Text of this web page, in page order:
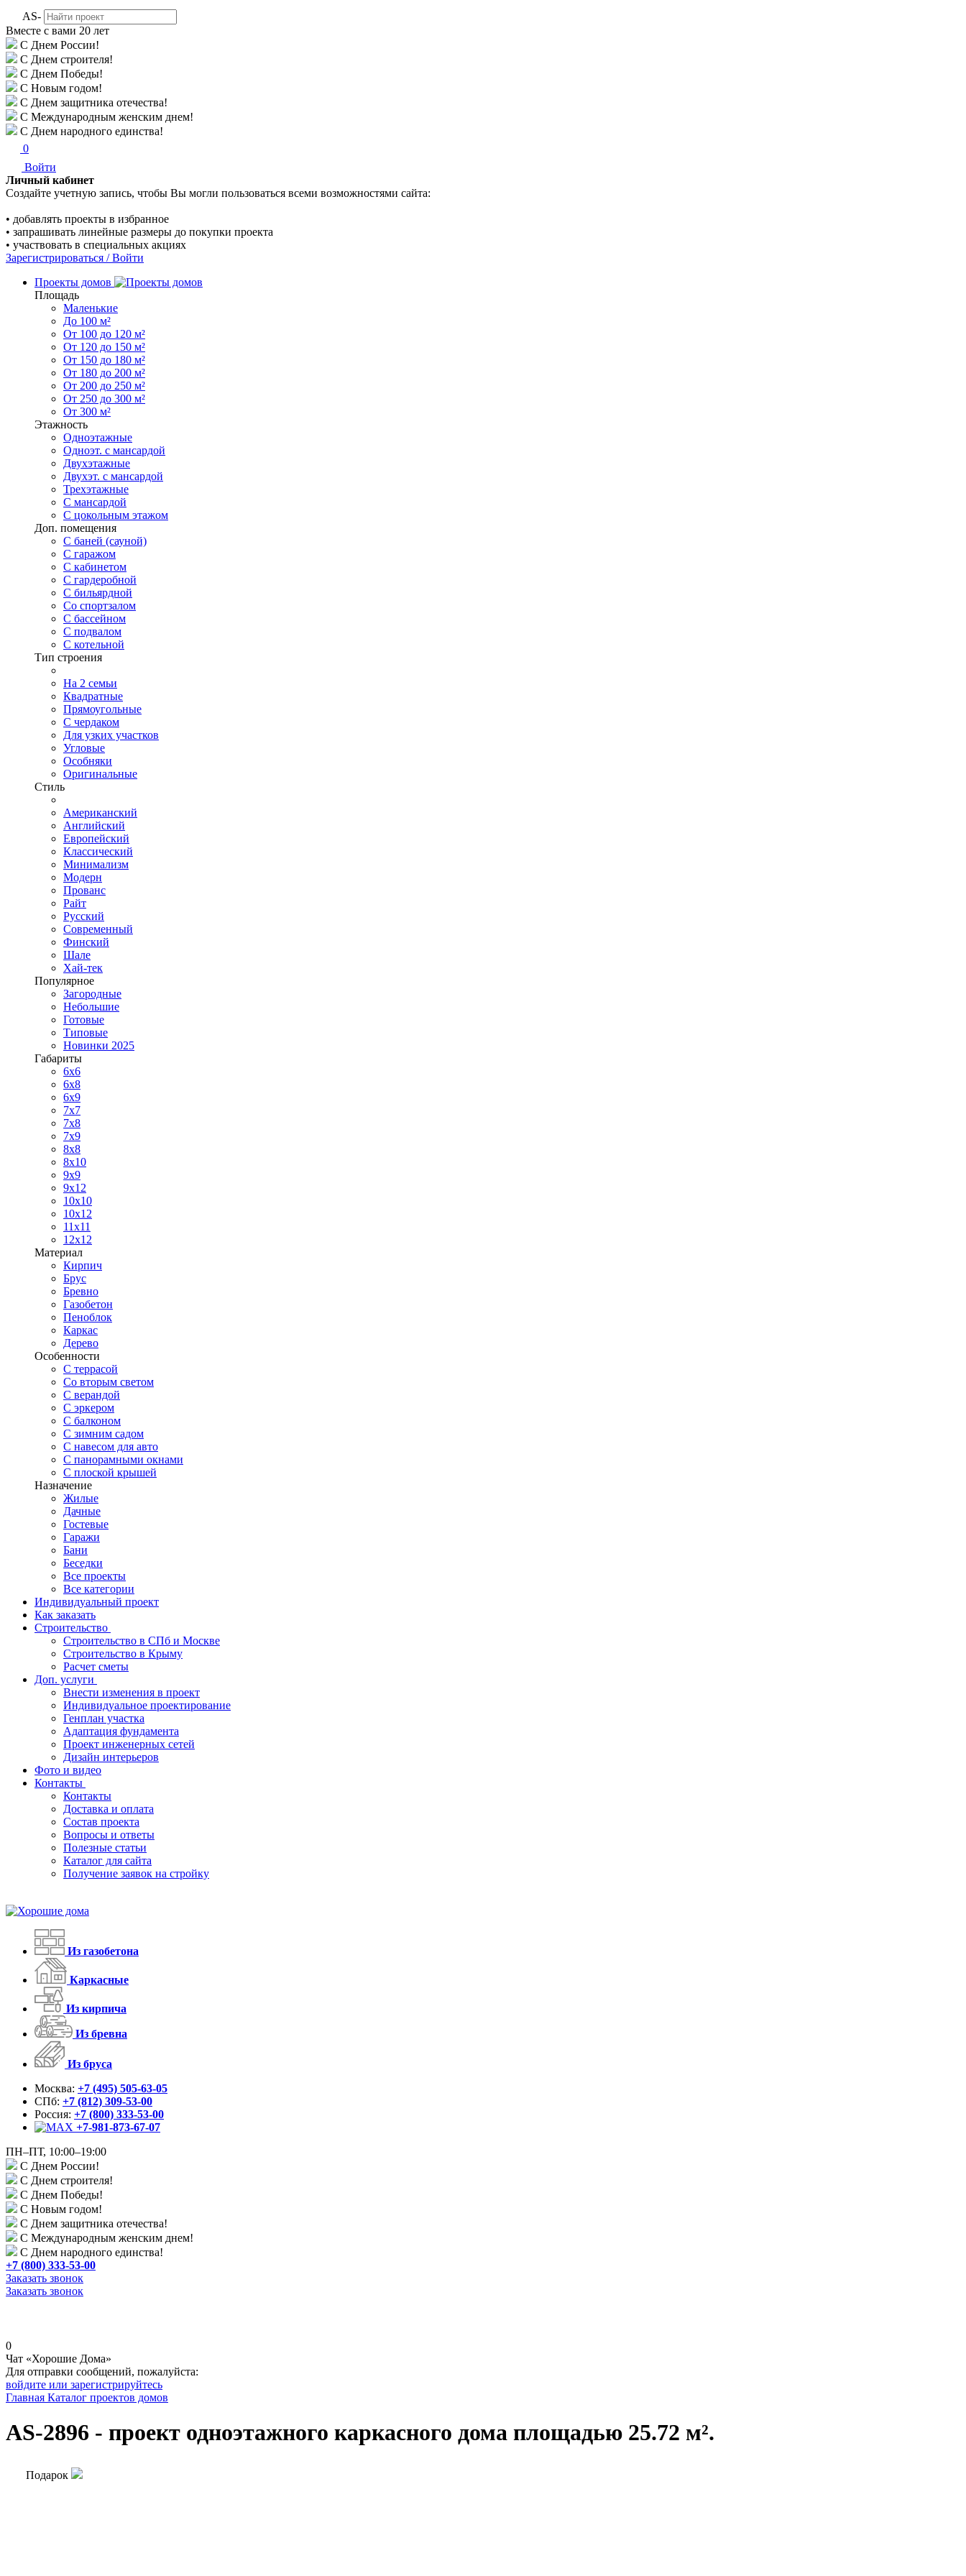
AS-
Вместе с вами 20 лет
С Днем России!
С Днем строителя!
С Днем Победы!
С Новым годом!
С Днем защитника отечества!
С Международным женским днем!
С Днем народного единства!
0
Войти
Личный кабинет
Создайте учетную запись, чтобы Вы могли пользоваться всеми возможностями сайта:
• добавлять проекты в избранное
• запрашивать линейные размеры до покупки проекта
• участвовать в специальных акциях
Зарегистрироваться / Войти
Проекты домов
Площадь
Маленькие
До 100 м²
От 100 до 120 м²
От 120 до 150 м²
От 150 до 180 м²
От 180 до 200 м²
От 200 до 250 м²
От 250 до 300 м²
От 300 м²
Этажность
Одноэтажные
Одноэт. с мансардой
Двухэтажные
Двухэт. с мансардой
Трехэтажные
С мансардой
С цокольным этажом
Доп. помещения
С баней (сауной)
С гаражом
С кабинетом
С гардеробной
С бильярдной
Со спортзалом
С бассейном
С подвалом
С котельной
Тип строения
На 2 семьи
Квадратные
Прямоугольные
С чердаком
Для узких участков
Угловые
Особняки
Оригинальные
Стиль
Американский
Английский
Европейский
Классический
Минимализм
Модерн
Прованс
Райт
Русский
Современный
Финский
Шале
Хай-тек
Популярное
Загородные
Небольшие
Готовые
Типовые
Новинки 2025
Габариты
6x6
6x8
6x9
7x7
7x8
7x9
8x8
8x10
9x9
9x12
10x10
10x12
11x11
12x12
Материал
Кирпич
Брус
Бревно
Газобетон
Пеноблок
Каркас
Дерево
Особенности
С террасой
Со вторым светом
С верандой
С эркером
С балконом
С зимним садом
С навесом для авто
С панорамными окнами
С плоской крышей
Назначение
Жилые
Дачные
Гостевые
Гаражи
Бани
Беседки
Все проекты
Все категории
Индивидуальный проект
Как заказать
Строительство
Строительство в СПб и Москве
Строительство в Крыму
Расчет сметы
Доп. услуги
Внести изменения в проект
Индивидуальное проектирование
Генплан участка
Адаптация фундамента
Проект инженерных сетей
Дизайн интерьеров
Фото и видео
Контакты
Контакты
Доставка и оплата
Состав проекта
Вопросы и ответы
Полезные статьи
Каталог для сайта
Получение заявок на стройку
Из газобетона
Каркасные
Из кирпича
Из бревна
Из бруса
Москва: +7 (495) 505-63-05
СПб: +7 (812) 309-53-00
Россия: +7 (800) 333-53-00
+7-981-873-67-07
ПН–ПТ, 10:00–19:00
С Днем России!
С Днем строителя!
С Днем Победы!
С Новым годом!
С Днем защитника отечества!
С Международным женским днем!
С Днем народного единства!
+7 (800) 333-53-00
Заказать звонок
Заказать звонок
0
Чат «Хорошие Дома»
Для отправки сообщений, пожалуйста:
войдите или зарегистрируйтесь
Главная Каталог проектов домов
AS-2896 - проект одноэтажного каркасного дома площадью 25.72 м².
Подарок